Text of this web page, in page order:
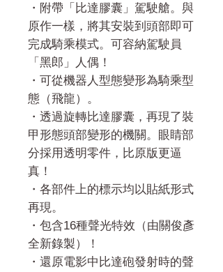
・附帶「比達膠囊」駕駛艙。與
原作一樣，將其安裝到頭部即可
完成騎乘模式。可容納駕駛員
「黑郎」人偶！
・可從機器人型態變形為騎乘型
態（飛龍）。
・透過旋轉比達膠囊，再現了裝
甲形態頭部變形的機關。眼睛部
分採用透明零件，比原版更逼
真！
・各部件上的標示均以貼紙形式
再現。
・包含16種聲光特效（由關俊彥
全新錄製）！
・還原電影中比達砲發射時的聲